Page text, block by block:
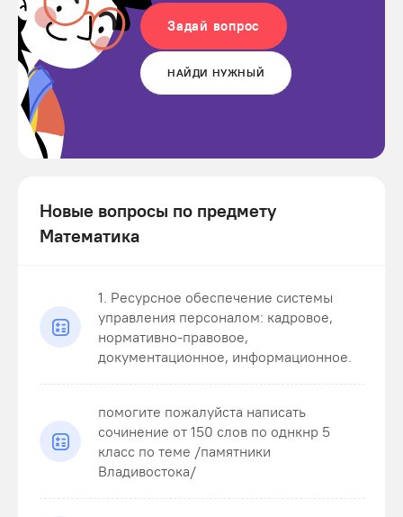
Задай вопрос
НАЙДИ НУЖНЫЙ
Новые вопросы по предмету
Математика
1. Ресурсное обеспечение системы
управления персоналом: кадровое,
нормативно-правовое,
документационное, информационное.
помогите пожалуйста написать
сочинение от 150 слов по однкнр 5
класс по теме /памятники
Владивостока/